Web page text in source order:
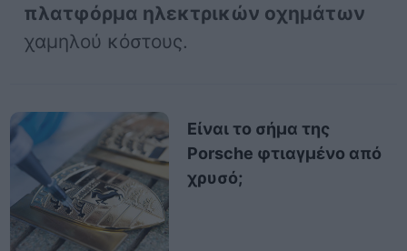
πλατφόρμα ηλεκτρικών οχημάτων
χαμηλού κόστους.
Είναι το σήμα της
Porsche φτιαγμένο από
χρυσό;